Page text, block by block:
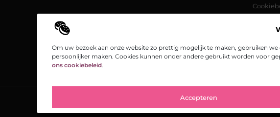
Om uw bezoek aan onze website zo prettig mogelijk te maken, gebruiken
persoonlijker maken. Cookies kunnen onder andere gebruikt worden voor
ons cookiebeleid.
Accepteren
betere